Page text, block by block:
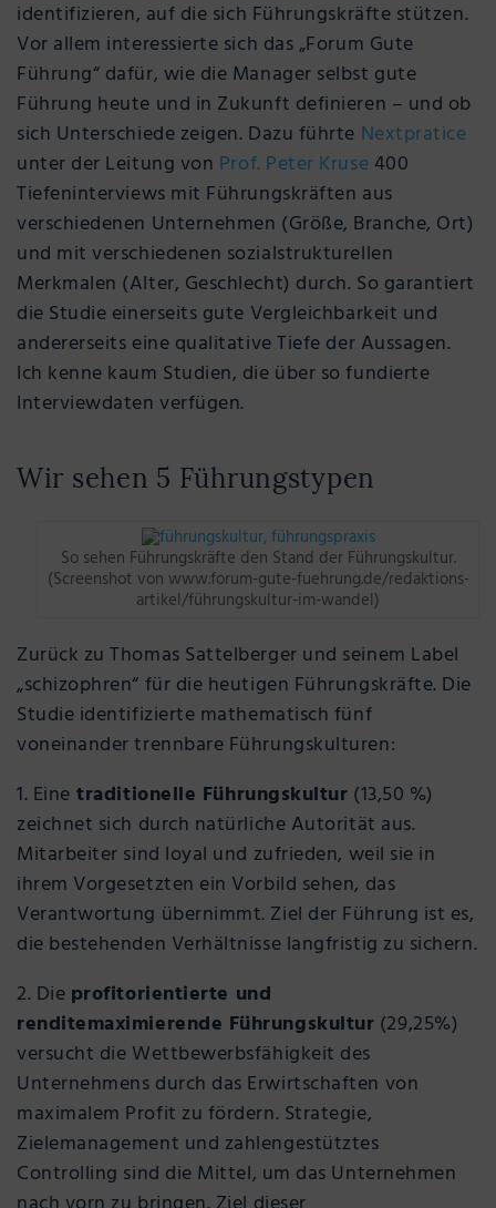
identifizieren, auf die sich Führungskräfte stützen.
Vor allem interessierte sich das „Forum Gute
Führung“ dafür, wie die Manager selbst gute
Führung heute und in Zukunft definieren – und ob
sich Unterschiede zeigen. Dazu führte Nextpratice
unter der Leitung von Prof. Peter Kruse 400
Tiefeninterviews mit Führungskräften aus
verschiedenen Unternehmen (Größe, Branche, Ort)
und mit verschiedenen sozialstrukturellen
Merkmalen (Alter, Geschlecht) durch. So garantiert
die Studie einerseits gute Vergleichbarkeit und
andererseits eine qualitative Tiefe der Aussagen.
Ich kenne kaum Studien, die über so fundierte
Interviewdaten verfügen.
Wir sehen 5 Führungstypen
So sehen Führungskräfte den Stand der Führungskultur.
(Screenshot von www.forum-gute-fuehrung.de/redaktions-
artikel/führungskultur-im-wandel)
Zurück zu Thomas Sattelberger und seinem Label
„schizophren“ für die heutigen Führungskräfte. Die
Studie identifizierte mathematisch fünf
voneinander trennbare Führungskulturen:
1. Eine traditionelle Führungskultur (13,50 %)
zeichnet sich durch natürliche Autorität aus.
Mitarbeiter sind loyal und zufrieden, weil sie in
ihrem Vorgesetzten ein Vorbild sehen, das
Verantwortung übernimmt. Ziel der Führung ist es,
die bestehenden Verhältnisse langfristig zu sichern.
2. Die profitorientierte und
renditemaximierende Führungskultur (29,25%)
versucht die Wettbewerbsfähigkeit des
Unternehmens durch das Erwirtschaften von
maximalem Profit zu fördern. Strategie,
Zielemanagement und zahlengestütztes
Controlling sind die Mittel, um das Unternehmen